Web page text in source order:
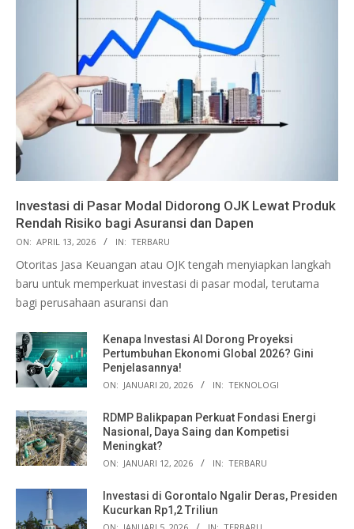
Investasi di Pasar Modal Didorong OJK Lewat Produk
Rendah Risiko bagi Asuransi dan Dapen
ON: APRIL 13, 2026 IN: TERBARU
Otoritas Jasa Keuangan atau OJK tengah menyiapkan langkah
baru untuk memperkuat investasi di pasar modal, terutama
bagi perusahaan asuransi dan
Kenapa Investasi AI Dorong Proyeksi
Pertumbuhan Ekonomi Global 2026? Gini
Penjelasannya!
ON: JANUARI 20, 2026 IN: TEKNOLOGI
RDMP Balikpapan Perkuat Fondasi Energi
Nasional, Daya Saing dan Kompetisi
Meningkat?
ON: JANUARI 12, 2026 IN: TERBARU
Investasi di Gorontalo Ngalir Deras, Presiden
Kucurkan Rp1,2 Triliun